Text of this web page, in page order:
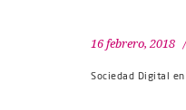
16 febrero, 2018
Sociedad Digital